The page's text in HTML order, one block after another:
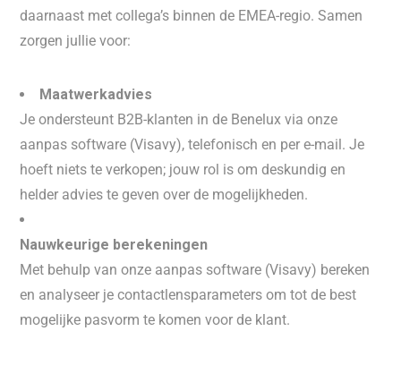
daarnaast met collega’s binnen de EMEA-regio. Samen
zorgen jullie voor:
Maatwerkadvies
Je ondersteunt B2B-klanten in de Benelux via onze
aanpas software (Visavy), telefonisch en per e-mail. Je
hoeft niets te verkopen; jouw rol is om deskundig en
helder advies te geven over de mogelijkheden.
Nauwkeurige berekeningen
Met behulp van onze aanpas software (Visavy) bereken
en analyseer je contactlensparameters om tot de best
mogelijke pasvorm te komen voor de klant.